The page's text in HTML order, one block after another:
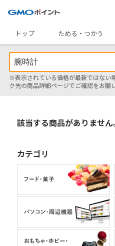
トップ
ためる・つかう
※表示されている価格が最新ではない
ク先の商品詳細ページでご確認をお願
該当する商品がありません
カテゴリ